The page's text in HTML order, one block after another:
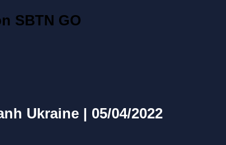
SBTN GO
Ukraine | 05/04/2022